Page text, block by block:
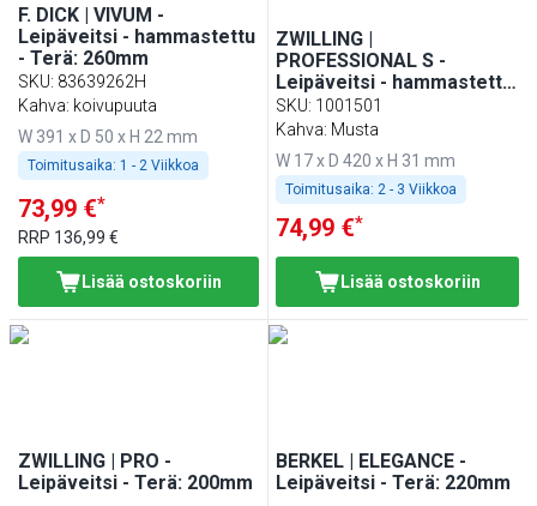
F. DICK | VIVUM -
Leipäveitsi - hammastettu
- Terä: 260mm
SKU: 83639262H
Kahva: koivupuuta
W 391 x D 50 x H 22 mm
Toimitusaika: 1 - 2 Viikkoa
73,99 €*
RRP 136,99 €
Lisää ostoskoriin
ZWILLING |
PROFESSIONAL S -
Leipäveitsi - hammastettu
- Terä: 200mm
SKU: 1001501
Kahva: Musta
W 17 x D 420 x H 31 mm
Toimitusaika: 2 - 3 Viikkoa
74,99 €*
Lisää ostoskoriin
ZWILLING | PRO -
Leipäveitsi - Terä: 200mm
BERKEL | ELEGANCE -
Leipäveitsi - Terä: 220mm